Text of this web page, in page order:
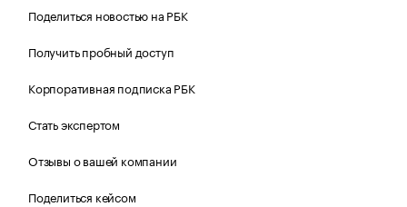
Поделиться новостью на РБК
Получить пробный доступ
Корпоративная подписка РБК
Стать экспертом
Отзывы о вашей компании
Поделиться кейсом